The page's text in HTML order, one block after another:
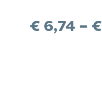
AKTUELLES
€ 6,74 – €